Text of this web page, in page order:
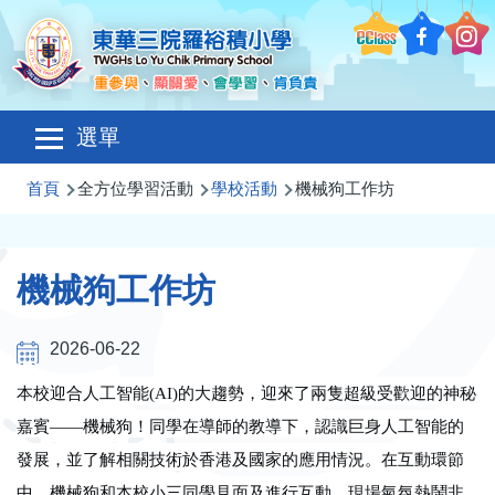
移至主內容
選單
Main
navigation
導
結
首頁 全方位學習活動 學校活動 機械狗工作坊
機械狗工作坊
2026-06-22
本校迎合人工智能(AI)的大趨勢，迎來了兩隻超級受歡迎的神秘
嘉賓——機械狗！同學在導師的教導下，認識巨身人工智能的
發展，並了解相關技術於香港及國家的應用情況。在互動環節